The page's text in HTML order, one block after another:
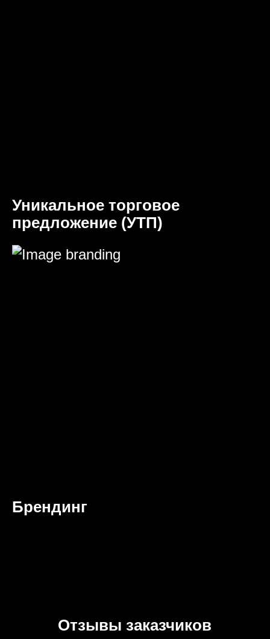
Уникальное торговое
предложение (УТП)
Брендинг
Отзывы заказчиков